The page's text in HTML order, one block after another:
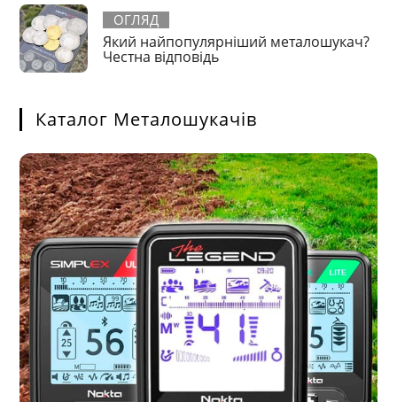
ОГЛЯД
Який найпопулярніший металошукач?
Честна відповідь
Каталог Металошукачів